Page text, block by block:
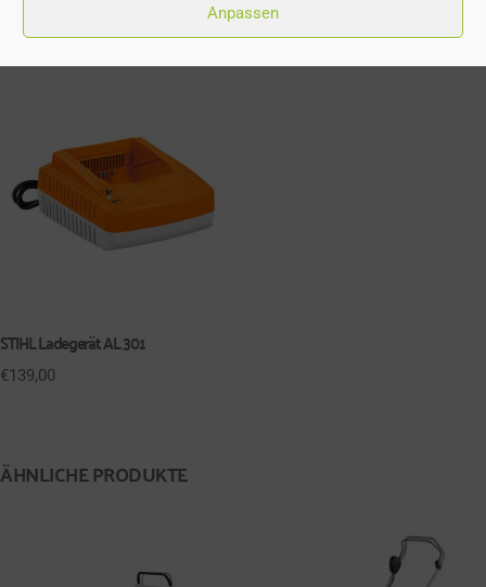
Anpassen
DAS KÖNNTE DIR AUCH GEFALLEN …
STIHL Ladegerät AL 301
€139,00
ÄHNLICHE PRODUKTE